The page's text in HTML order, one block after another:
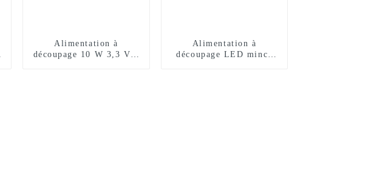
Alimentation à
découpage 10 W 3,3 V 3
Alimentation à
découpage LED mince